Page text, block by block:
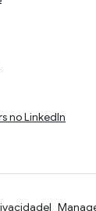
no LinkedIn